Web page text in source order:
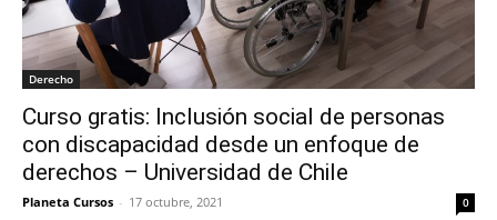
Derecho
Curso gratis: Inclusión social de personas
con discapacidad desde un enfoque de
derechos – Universidad de Chile
Planeta Cursos - 17 octubre, 2021 0